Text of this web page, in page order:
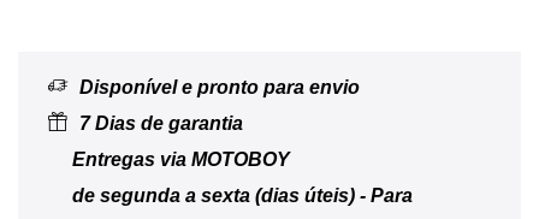
Disponível e pronto para envio
7 Dias de garantia
Entregas via MOTOBOY
de segunda a sexta (dias úteis) - Para